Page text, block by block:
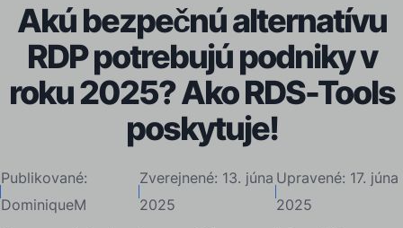
Akú bezpečnú alternatívu
RDP potrebujú podniky v
roku 2025? Ako RDS-Tools
poskytuje!
Publikované:
DominiqueM
Zverejnené: 13. júna
2025
Upravené: 17. júna
2025